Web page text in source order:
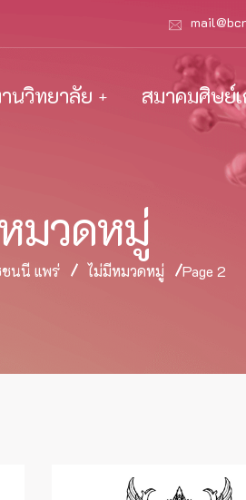
นวิทยาลัย สมาคมศิษย์
มวดหมู่
นนี แพร่ ไม่มีหมวดหมู่ Page 2